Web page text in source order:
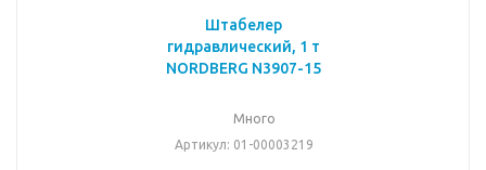
Штабелер
гидравлический, 1 т
NORDBERG N3907-15
Много
Артикул: 01-00003219